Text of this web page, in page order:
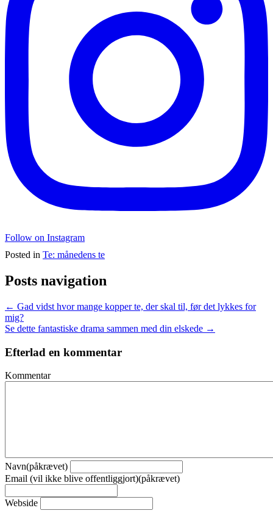
Follow on Instagram
Posted in Te: månedens te
Posts navigation
← Gad vidst hvor mange kopper te, der skal til, før det lykkes for
mig?
Se dette fantastiske drama sammen med din elskede →
Efterlad en kommentar
Kommentar
Navn(påkrævet)
Email (vil ikke blive offentliggjort)(påkrævet)
Webside